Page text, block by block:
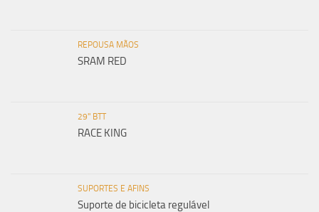
REPOUSA MÃOS
SRAM RED
29" BTT
RACE KING
SUPORTES E AFINS
Suporte de bicicleta regulável